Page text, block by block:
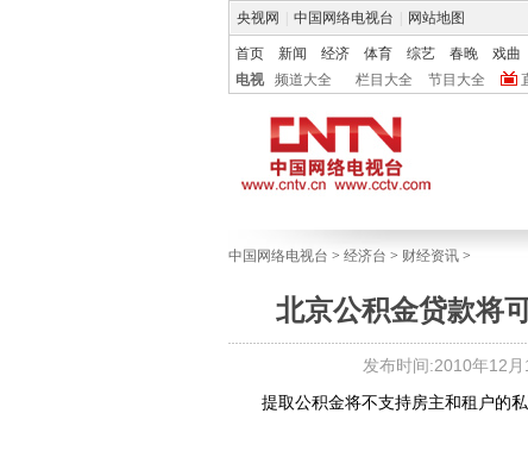
央视网 中国网络电视台 网站地图
首页 新闻 经济 体育 综艺 春晚 戏曲
电视
频道大全 栏目大全 节目大全
中国网络电视台 > 经济台 > 财经资讯 >
北京公积金贷款将
发布时间:2010年12
提取公积金将不支持房主和租户的